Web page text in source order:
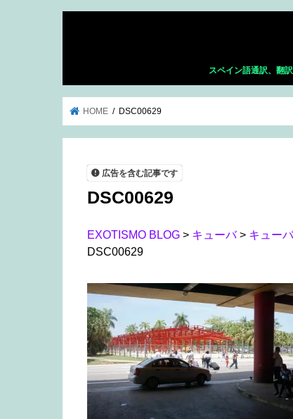
スペイン語通訳、翻
HOME DSC00629
広告を含む記事です
DSC00629
EXOTISMO BLOG > キューバ> キュー
DSC00629